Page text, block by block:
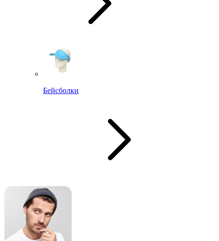
Бейсболки